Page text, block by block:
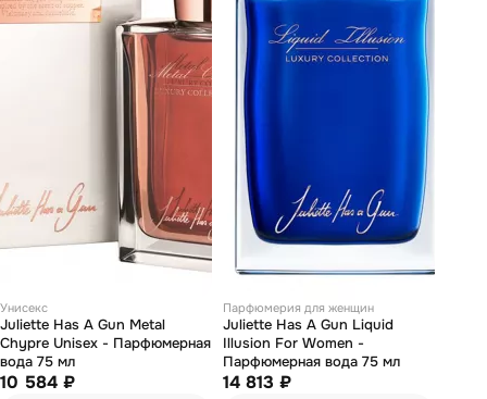
Унисекс
Juliette Has А Gun Metal
Chypre Unisex - Парфюмерная
вода 75 мл
10 584 ₽
Парфюмерия для женщин
Juliette Has А Gun Liquid
Illusion For Women -
Парфюмерная вода 75 мл
14 813 ₽